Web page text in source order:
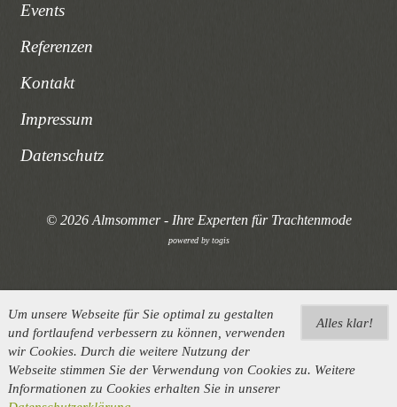
Events
Referenzen
Kontakt
Impressum
Datenschutz
© 2026 Almsommer - Ihre Experten für Trachtenmode
powered bytogis
Alles klar!
Um unsere Webseite für Sie optimal zu gestalten
und fortlaufend verbessern zu können, verwenden
wir Cookies. Durch die weitere Nutzung der
Webseite stimmen Sie der Verwendung von Cookies zu. Weitere
Informationen zu Cookies erhalten Sie in unserer